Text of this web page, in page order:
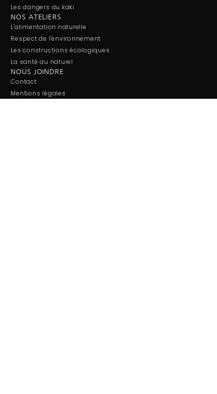
Les dangers du kaki
NOS ATELIERS
L'alimentation naturelle
Respect de l'environnement
Les constructions écologiques
La santé au naturel
NOUS JOINDRE
Contact
Mentions légales